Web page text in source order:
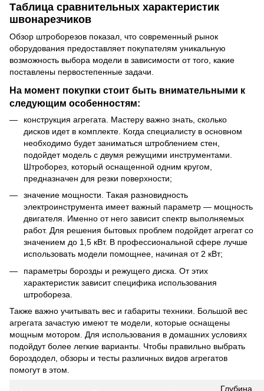
Таблица сравнительных характеристик
швонарезчиков
Обзор штроборезов показал, что современный рынок
оборудования предоставляет покупателям уникальную
возможность выбора модели в зависимости от того, какие
поставлены первостепенные задачи.
На момент покупки стоит быть внимательными к
следующим особенностям:
конструкция агрегата. Мастеру важно знать, сколько
дисков идет в комплекте. Когда специалисту в основном
необходимо будет заниматься штроблением стен,
подойдет модель с двумя режущими инструментами.
Штроборез, который оснащенной одним кругом,
предназначен для резки поверхности;
значение мощности. Такая разновидность
электроинструмента имеет важный параметр ― мощность
двигателя. Именно от него зависит спектр выполняемых
работ. Для решения бытовых проблем подойдет агрегат со
значением до 1,5 кВт. В профессиональной сфере лучше
использовать модели помощнее, начиная от 2 кВт;
параметры борозды и режущего диска. От этих
характеристик зависит специфика использования
штробореза.
Также важно учитывать вес и габариты техники. Большой вес
агрегата зачастую имеют те модели, которые оснащены
мощным мотором. Для использования в домашних условиях
подойдут более легкие варианты. Чтобы правильно выбрать
бороздодел, обзоры и тесты различных видов агрегатов
помогут в этом.
Глубина